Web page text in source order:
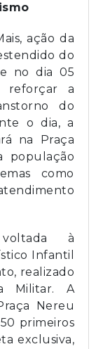
ação da
do
no dia 05
reforçar a
do
o dia, a
na Praça
população
como
à
Infantil
realizado
Militar. A
Nereu
primeiros
exclusiva,